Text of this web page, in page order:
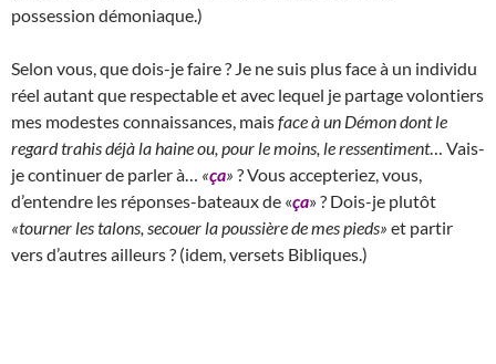
possession démoniaque.)
Selon vous, que dois-je faire ? Je ne suis plus face à un individu
réel autant que respectable et avec lequel je partage volontiers
mes modestes connaissances, maisface à un Démon dont le
regard trahis déjà la haine ou, pour le moins, le ressentiment… Vais-
je continuer de parler à… «ça» ? Vous accepteriez, vous,
d’entendre les réponses-bateaux de «ça» ? Dois-je plutôt
«tourner les talons, secouer la poussière de mes pieds» et partir
vers d’autres ailleurs ? (idem, versets Bibliques.)